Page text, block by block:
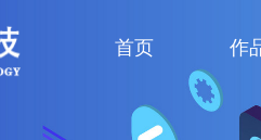
首页 作